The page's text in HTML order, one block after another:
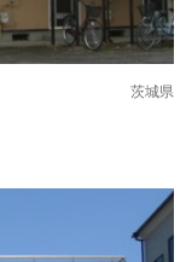
茨城県